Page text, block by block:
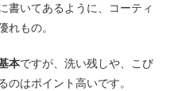
書いてあるように、コーティ
れもの。
本ですが、洗い残しや、こび
のはポイント高いです。